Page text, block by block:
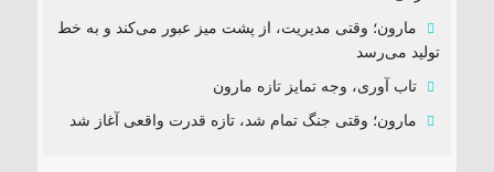
مارون؛ وقتی مدیریت، از پشت میز عبور می‌کند و به خط
تولید می‌رسد
تاب آوری، وجه تمایز تازه مارون
مارون؛ وقتی جنگ تمام شد، تازه قدرت واقعی آغاز شد